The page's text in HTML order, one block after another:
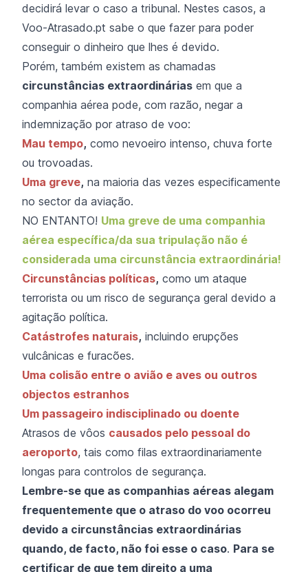
decidirá levar o caso a tribunal. Nestes casos, a
Voo-Atrasado.pt sabe o que fazer para poder
conseguir o dinheiro que lhes é devido.
Porém, também existem as chamadas
circunstâncias extraordinárias em que a
companhia aérea pode, com razão, negar a
indemnização por atraso de voo:
Mau tempo, como nevoeiro intenso, chuva forte
ou trovoadas.
Uma greve, na maioria das vezes especificamente
no sector da aviação.
NO ENTANTO! Uma greve de uma companhia
aérea específica/da sua tripulação não é
considerada uma circunstância extraordinária!
Circunstâncias políticas, como um ataque
terrorista ou um risco de segurança geral devido a
agitação política.
Catástrofes naturais, incluindo erupções
vulcânicas e furacões.
Uma colisão entre o avião e aves ou outros
objectos estranhos
Um passageiro indisciplinado ou doente
Atrasos de vôos causados pelo pessoal do
aeroporto, tais como filas extraordinariamente
longas para controlos de segurança.
Lembre-se que as companhias aéreas alegam
frequentemente que o atraso do voo ocorreu
devido a circunstâncias extraordinárias
quando, de facto, não foi esse o caso. Para se
certificar de que tem direito a uma